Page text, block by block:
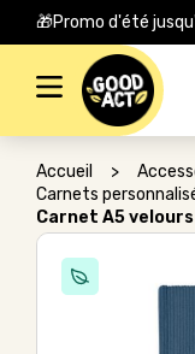
🎁Promo d'été
Rechercher :
Accueil >
Carnets
Carnet A5